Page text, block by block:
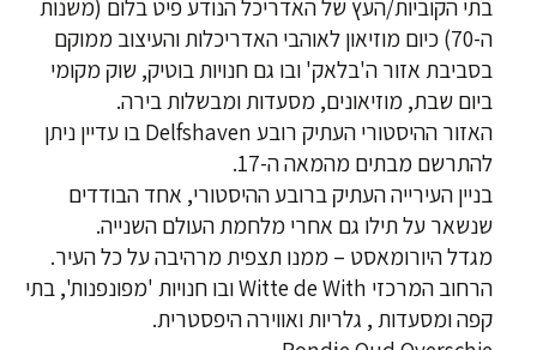
בתי הקוביות/העץ של האדריכל הנודע פיט בלום (משנות
ה-70) כיום מוזיאון לאוהבי האדריכלות והעיצוב ממוקם
בסביבת אזור ה'בלאק' ובו גם חנויות בוטיק, שוק מקומי
ביום שבת, מוזיאונים, מסעדות ומבשלות בירה.
האזור ההיסטורי העתיק רובע Delfshaven בו עדיין ניתן
להתרשם מבתים מהמאה ה-17.
בניין העירייה העתיק ברובע ההיסטורי, אחד הבודדים
שנשאר על תילו גם אחרי מלחמת העולם השנייה.
מגדל היורומאסט – ממנו תצפית מרהיבה על כל העיר.
הרחוב המרכזי Witte de With ובו חנויות 'מפונפנות', בתי
קפה ומסעדות , גלריות ואווירה היפסטרית.